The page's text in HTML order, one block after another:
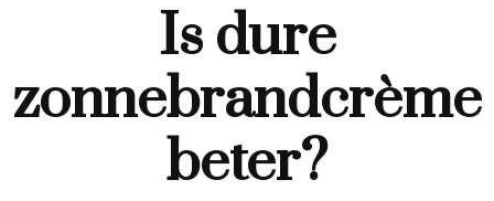
Is dure
zonnebrandcrème
beter?